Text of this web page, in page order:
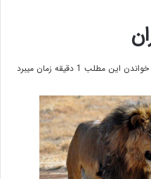
خواندن این مطلب 1 دقیقه زمان میبرد